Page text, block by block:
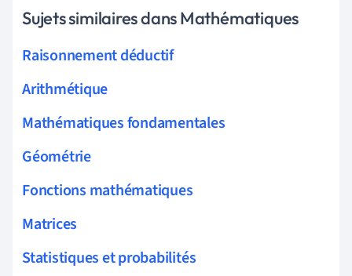
Sujets similaires dans Mathématiques
Raisonnement déductif
Arithmétique
Mathématiques fondamentales
Géométrie
Fonctions mathématiques
Matrices
Statistiques et probabilités